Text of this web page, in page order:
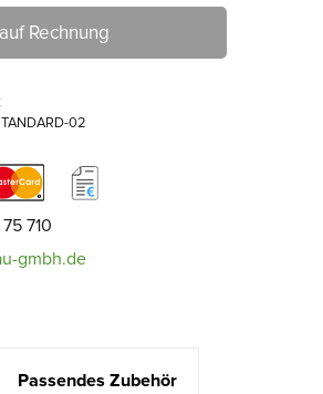
Rechnung
02
710
gmbh.de
Passendes Zubehör